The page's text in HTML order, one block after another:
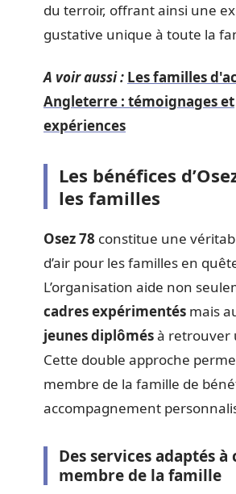
du terroir, offrant ainsi une
gustative unique à toute la
A voir aussi : Les familles
Angleterre : témoignages et
expériences
Les bénéfices
les familles
Osez 78 constitue une
d’air pour les familles en
L’organisation aide non
cadres expérimentés mais
jeunes diplômésà retrouver
Cette double approche
membre de la famille de
accompagnement
Des services adaptés à
membre de la famille